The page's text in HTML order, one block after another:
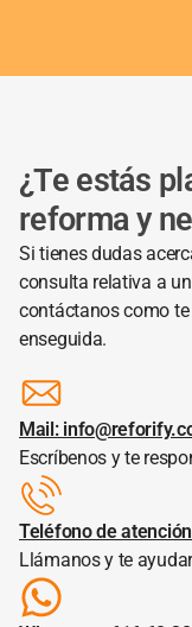
¿Te estás
reforma y
Si tienes dudas
consulta relativa a
contáctanos como
enseguida.
Mail:
Escríbenos y te
Teléfono de
Llámanos y te